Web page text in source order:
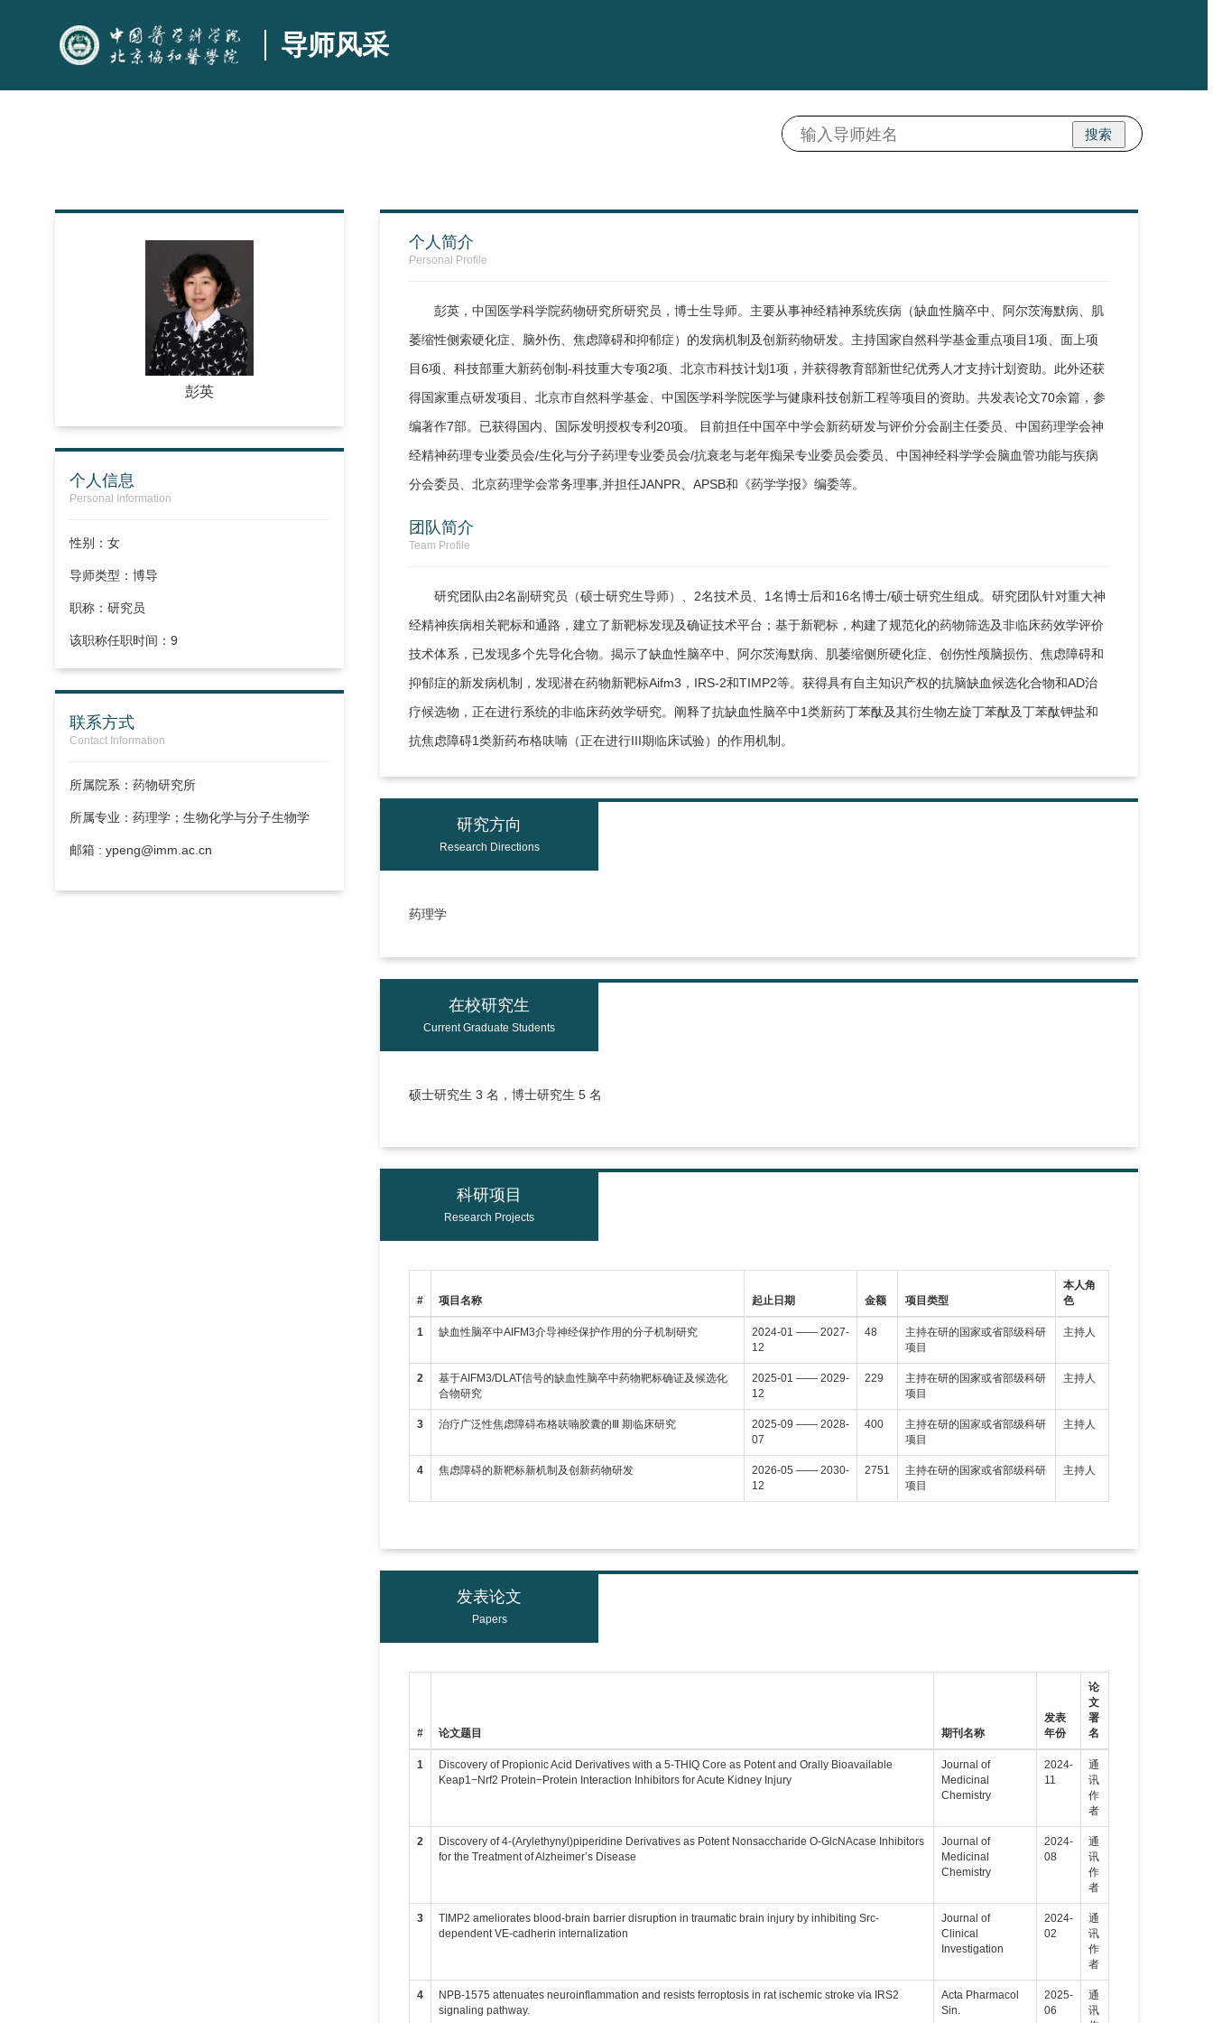
导师风采
搜索
彭英
个人信息
Personal Information
性别：女
导师类型：博导
职称：研究员
该职称任职时间：9
联系方式
Contact Information
所属院系：药物研究所
所属专业：药理学；生物化学与分子生物学
邮箱 : ypeng@imm.ac.cn
个人简介
Personal Profile
彭英，中国医学科学院药物研究所研究员，博士生导师。主要从事神经精神系统疾病（缺血性脑卒中、阿尔茨海默病、肌
萎缩性侧索硬化症、脑外伤、焦虑障碍和抑郁症）的发病机制及创新药物研发。主持国家自然科学基金重点项目1项、面上项
目6项、科技部重大新药创制-科技重大专项2项、北京市科技计划1项，并获得教育部新世纪优秀人才支持计划资助。此外还获
得国家重点研发项目、北京市自然科学基金、中国医学科学院医学与健康科技创新工程等项目的资助。共发表论文70余篇，参
编著作7部。已获得国内、国际发明授权专利20项。 目前担任中国卒中学会新药研发与评价分会副主任委员、中国药理学会神
经精神药理专业委员会/生化与分子药理专业委员会/抗衰老与老年痴呆专业委员会委员、中国神经科学学会脑血管功能与疾病
分会委员、北京药理学会常务理事,并担任JANPR、APSB和《药学学报》编委等。
团队简介
Team Profile
研究团队由2名副研究员（硕士研究生导师）、2名技术员、1名博士后和16名博士/硕士研究生组成。研究团队针对重大神
经精神疾病相关靶标和通路，建立了新靶标发现及确证技术平台；基于新靶标，构建了规范化的药物筛选及非临床药效学评价
技术体系，已发现多个先导化合物。揭示了缺血性脑卒中、阿尔茨海默病、肌萎缩侧所硬化症、创伤性颅脑损伤、焦虑障碍和
抑郁症的新发病机制，发现潜在药物新靶标Aifm3，IRS-2和TIMP2等。获得具有自主知识产权的抗脑缺血候选化合物和AD治
疗候选物，正在进行系统的非临床药效学研究。阐释了抗缺血性脑卒中1类新药丁苯酞及其衍生物左旋丁苯酞及丁苯酞钾盐和
抗焦虑障碍1类新药布格呋喃（正在进行III期临床试验）的作用机制。
研究方向
Research Directions
药理学
在校研究生
Current Graduate Students
硕士研究生 3 名，博士研究生 5 名
科研项目
Research Projects
# 项目名称 起止日期 金额 项目类型
本人角
色
1 缺血性脑卒中AIFM3介导神经保护作用的分子机制研究
2024-01 —— 2027-
12
48
主持在研的国家或省部级科研
项目
主持人
2
基于AIFM3/DLAT信号的缺血性脑卒中药物靶标确证及候选化
合物研究
2025-01 —— 2029-
12
229
主持在研的国家或省部级科研
项目
主持人
3 治疗广泛性焦虑障碍布格呋喃胶囊的Ⅲ 期临床研究
2025-09 —— 2028-
07
400
主持在研的国家或省部级科研
项目
主持人
4 焦虑障碍的新靶标新机制及创新药物研发
2026-05 —— 2030-
12
2751
主持在研的国家或省部级科研
项目
主持人
发表论文
Papers
# 论文题目 期刊名称
发表
年份
论
文
署
名
1
Discovery of Propionic Acid Derivatives with a 5‑THIQ Core as Potent and Orally Bioavailable
Keap1−Nrf2 Protein−Protein Interaction Inhibitors for Acute Kidney Injury
Journal of
Medicinal
Chemistry
2024-
11
通
讯
作
者
2
Discovery of 4‑(Arylethynyl)piperidine Derivatives as Potent Nonsaccharide O‑GlcNAcase Inhibitors
for the Treatment of Alzheimer’s Disease
Journal of
Medicinal
Chemistry
2024-
08
通
讯
作
者
3
TIMP2 ameliorates blood-brain barrier disruption in traumatic brain injury by inhibiting Src-
dependent VE-cadherin internalization
Journal of
Clinical
Investigation
2024-
02
通
讯
作
者
4
NPB-1575 attenuates neuroinflammation and resists ferroptosis in rat ischemic stroke via IRS2
signaling pathway.
Acta Pharmacol
Sin.
2025-
06
通
讯